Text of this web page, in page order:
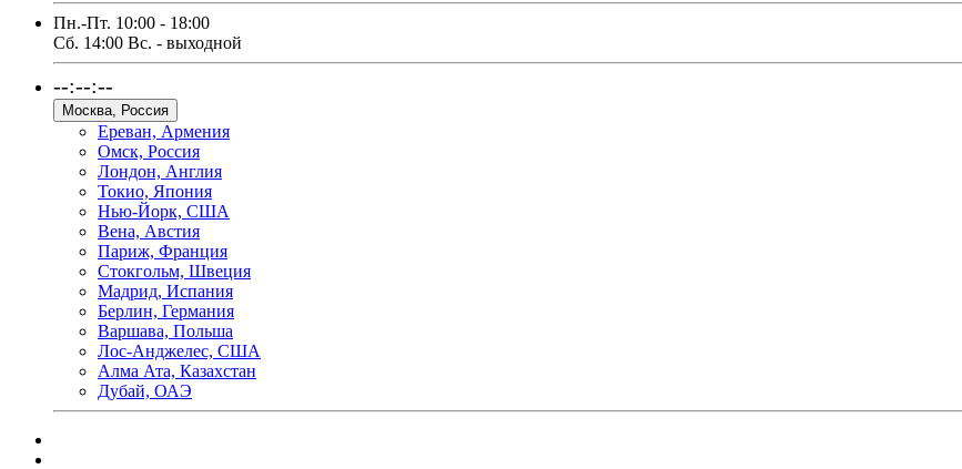
Пн.-Пт. 10:00 - 18:00
Сб. 14:00 Вс. - выходной
--:--:--
Москва, Россия
Ереван, Армения
Омск, Россия
Лондон, Англия
Токио, Япония
Нью-Йорк, США
Вена, Австия
Париж, Франция
Стокгольм, Швеция
Мадрид, Испания
Берлин, Германия
Варшава, Польша
Лос-Анджелес, США
Алма Ата, Казахстан
Дубай, ОАЭ